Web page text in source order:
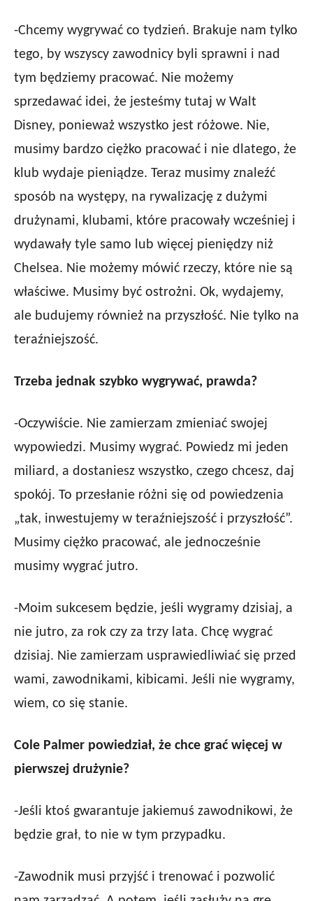
-Chcemy wygrywać co tydzień. Brakuje nam tylko
tego, by wszyscy zawodnicy byli sprawni i nad
tym będziemy pracować. Nie możemy
sprzedawać idei, że jesteśmy tutaj w Walt
Disney, ponieważ wszystko jest różowe. Nie,
musimy bardzo ciężko pracować i nie dlatego, że
klub wydaje pieniądze. Teraz musimy znaleźć
sposób na występy, na rywalizację z dużymi
drużynami, klubami, które pracowały wcześniej i
wydawały tyle samo lub więcej pieniędzy niż
Chelsea. Nie możemy mówić rzeczy, które nie są
właściwe. Musimy być ostrożni. Ok, wydajemy,
ale budujemy również na przyszłość. Nie tylko na
teraźniejszość.
Trzeba jednak szybko wygrywać, prawda?
-Oczywiście. Nie zamierzam zmieniać swojej
wypowiedzi. Musimy wygrać. Powiedz mi jeden
miliard, a dostaniesz wszystko, czego chcesz, daj
spokój. To przesłanie różni się od powiedzenia
„tak, inwestujemy w teraźniejszość i przyszłość”.
Musimy ciężko pracować, ale jednocześnie
musimy wygrać jutro.
-Moim sukcesem będzie, jeśli wygramy dzisiaj, a
nie jutro, za rok czy za trzy lata. Chcę wygrać
dzisiaj. Nie zamierzam usprawiedliwiać się przed
wami, zawodnikami, kibicami. Jeśli nie wygramy,
wiem, co się stanie.
Cole Palmer powiedział, że chce grać więcej w
pierwszej drużynie?
-Jeśli ktoś gwarantuje jakiemuś zawodnikowi, że
będzie grał, to nie w tym przypadku.
-Zawodnik musi przyjść i trenować i pozwolić